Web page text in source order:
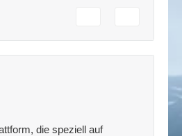
die speziell auf